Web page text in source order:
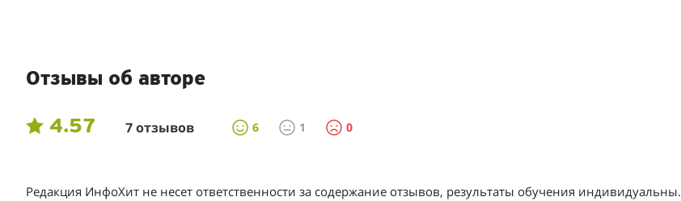
Отзывы об авторе
4.57 7 отзывов 6 1 0
Редакция ИнфоХит не несет ответственности за содержание отзывов, результаты обучения индивидуальны.